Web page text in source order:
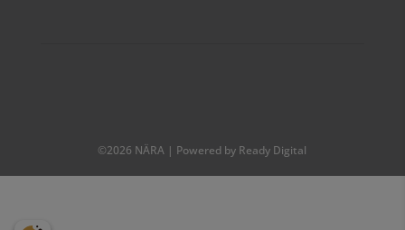
©2026 NÄRA | Powered by Ready Digital